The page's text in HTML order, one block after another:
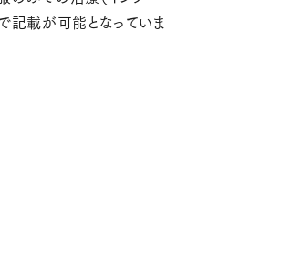
記載が可能となっていま